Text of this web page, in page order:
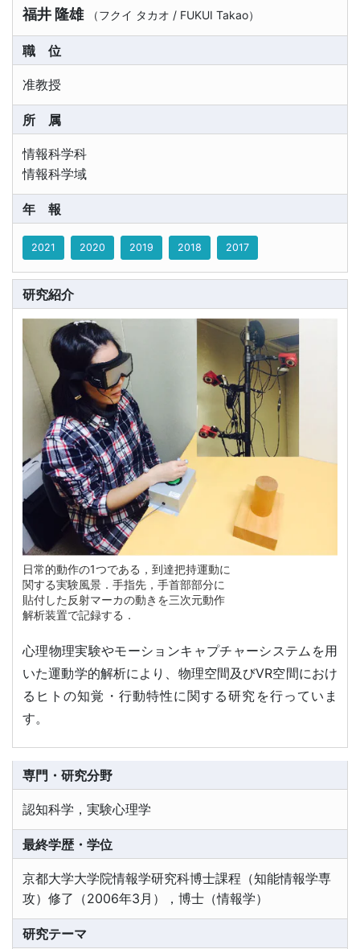
福井 隆雄 （フクイ タカオ / FUKUI Takao）
職位
准教授
所属
情報科学科
情報科学域
年報
2021 2020 2019 2018 2017
研究紹介
日常的動作の1つである，到達把持運動に
関する実験風景．手指先，手首部部分に
貼付した反射マーカの動きを三次元動作
解析装置で記録する．
心理物理実験やモーションキャプチャーシステムを用
いた運動学的解析により、物理空間及びVR空間におけ
るヒトの知覚・行動特性に関する研究を行っていま
す。
専門・研究分野
認知科学，実験心理学
最終学歴・学位
京都大学大学院情報学研究科博士課程（知能情報学専
攻）修了（2006年3月），博士（情報学）
研究テーマ